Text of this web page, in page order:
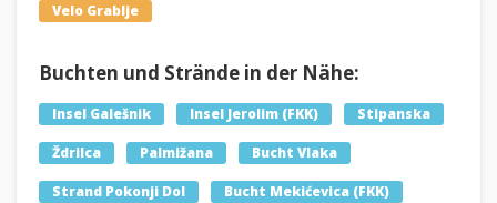
Velo Grablje
Buchten und Strände in der Nähe:
Insel Galešnik Insel Jerolim (FKK) Stipanska
Ždrilca Palmižana Bucht Vlaka
Strand Pokonji Dol Bucht Mekićevica (FKK)